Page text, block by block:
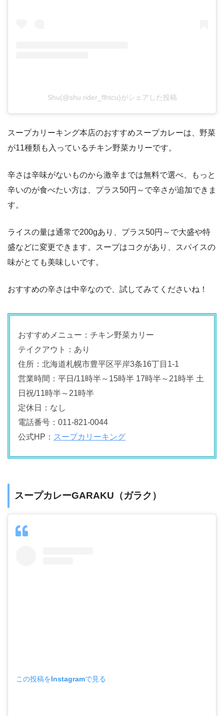
Shu(@shu.rider_flhtcu)がシェアした投稿
スープカリーキング本店のおすすめスープカレーは、野菜
が11種類も入っているチキン野菜カリーです。
辛さは辛味がないものから激辛までは無料で選べ、もっと
辛いのが食べたい方は、プラス50円～で辛さが追加できま
す。
ライスの量は通常で200gあり、プラス50円～で大盛や特
盛などに変更できます。スープはコクがあり、スパイスの
味がとても美味しいです。
おすすめの辛さは中辛なので、試してみてくださいね！
おすすめメニュー：チキン野菜カリー
テイクアウト：あり
住所：北海道札幌市豊平区平岸3条16丁目1-1
営業時間：平日/11時半～15時半 17時半～21時半 土
日祝/11時半～21時半
定休日：なし
電話番号：011-821-0044
公式HP： スープカリーキング
スープカレーGARAKU（ガラク）
この投稿をInstagramで見る